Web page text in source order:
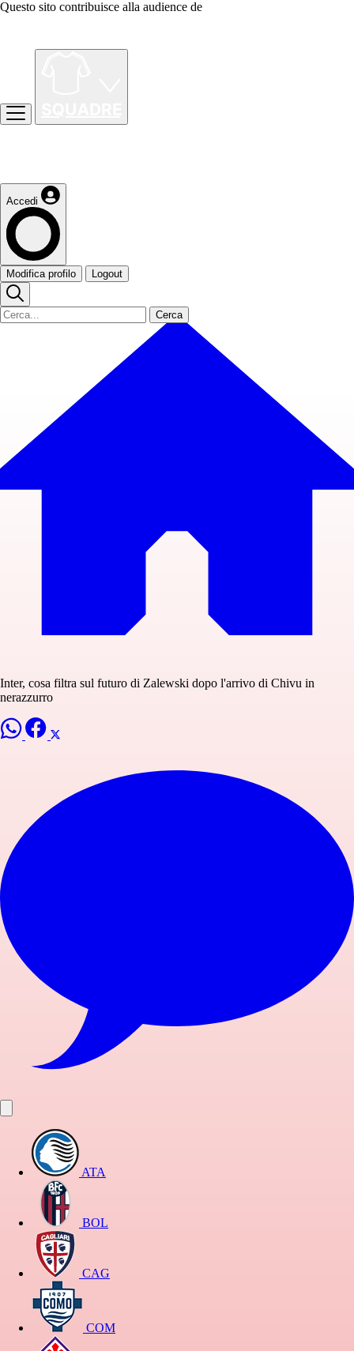
Questo sito contribuisce alla audience de
Accedi
Modifica profilo Logout
Cerca
Inter, cosa filtra sul futuro di Zalewski dopo l'arrivo di Chivu in
nerazzurro
ATA
BOL
CAG
COM